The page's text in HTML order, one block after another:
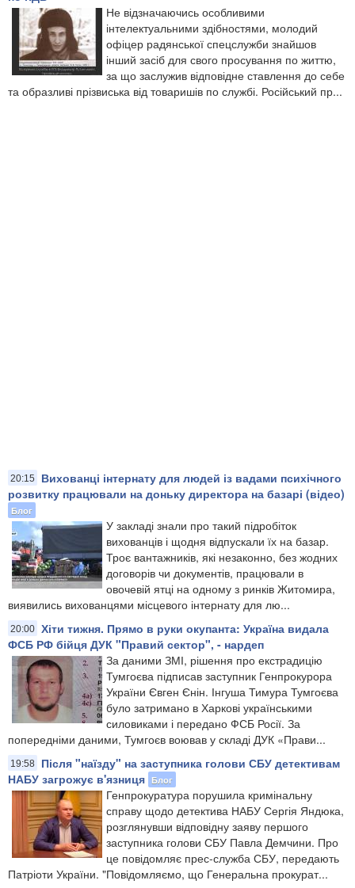
Не відзначаючись особливими
інтелектуальними здібностями, молодий
офіцер радянської спецслужби знайшов
інший засіб для свого просування по життю,
за що заслужив відповідне ставлення до себе
та образливі прізвиська від товаришів по службі. Російський пр...
20:15
Вихованці інтернату для людей із вадами психічного
розвитку працювали на доньку директора на базарі (відео)
Блог
У закладі знали про такий підробіток
вихованців і щодня відпускали їх на базар.
Троє вантажників, які незаконно, без жодних
договорів чи документів, працювали в
овочевій ятці на одному з ринків Житомира,
виявились вихованцями місцевого інтернату для лю...
20:00 Хіти тижня. Прямо в руки окупанта: Україна видала
ФСБ РФ бійця ДУК "Правий сектор", - нардеп
​За даними ЗМІ, рішення про екстрадицію
Тумгоєва підписав заступник Генпрокурора
України Євген Єнін. Інгуша Тимура Тумгоєва
було затримано в Харкові українськими
силовиками і передано ФСБ Росії. За
попередніми даними, Тумгоєв воював у складі ДУК «Прави...
19:58
Після "наїзду" на заступника голови СБУ детективам
НАБУ загрожує в'язниця Блог
Генпрокуратура порушила кримінальну
справу щодо детектива НАБУ Сергія Яндюка,
розглянувши відповідну заяву першого
заступника голови СБУ Павла Демчини. Про
це повідомляє прес-служба СБУ, передають
Патріоти України. "Повідомляємо, що Генеральна прокурат...